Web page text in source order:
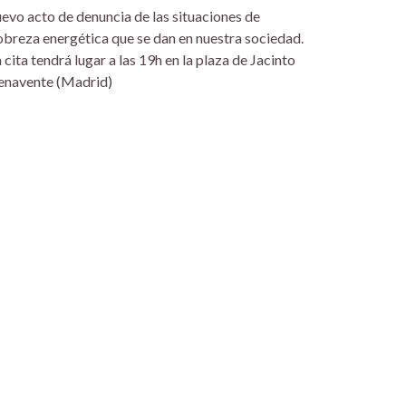
acto de denuncia de las situaciones de
energética que se dan en nuestra sociedad.
cita tendrá lugar a las 19h en la plaza de Jacinto
(Madrid)